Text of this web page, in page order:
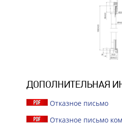
ДОПОЛНИТЕЛЬНАЯ
Отказное письмо
Отказное письмо